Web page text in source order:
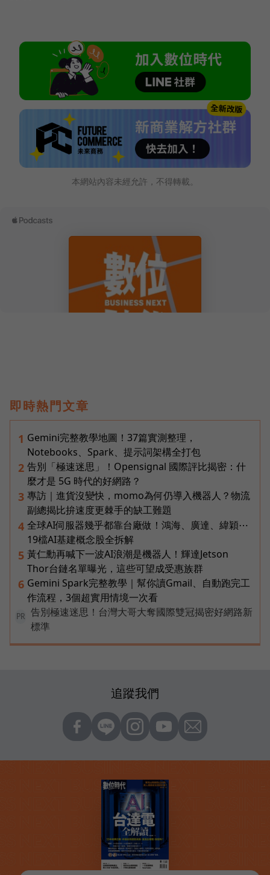
本網站內容未經允許，不得轉載。
即時熱門文章
1 Gemini完整教學地圖！37篇實測整理，
Notebooks、Spark、提示詞架構全打包
2 告別「極速迷思」！Opensignal 國際評比揭密：什
麼才是 5G 時代的好網路？
3 專訪｜進貨沒變快，momo為何仍導入機器人？物流
副總揭比拚速度更棘手的缺工難題
4 全球AI伺服器幾乎都靠台廠做！鴻海、廣達、緯穎⋯
19檔AI基建概念股全拆解
5 黃仁勳再喊下一波AI浪潮是機器人！輝達Jetson
Thor台鏈名單曝光，這些可望成受惠族群
6 Gemini Spark完整教學｜幫你讀Gmail、自動跑完工
作流程，3個超實用情境一次看
PR
告別極速迷思！台灣大哥大奪國際雙冠揭密好網路新
標準
追蹤我們